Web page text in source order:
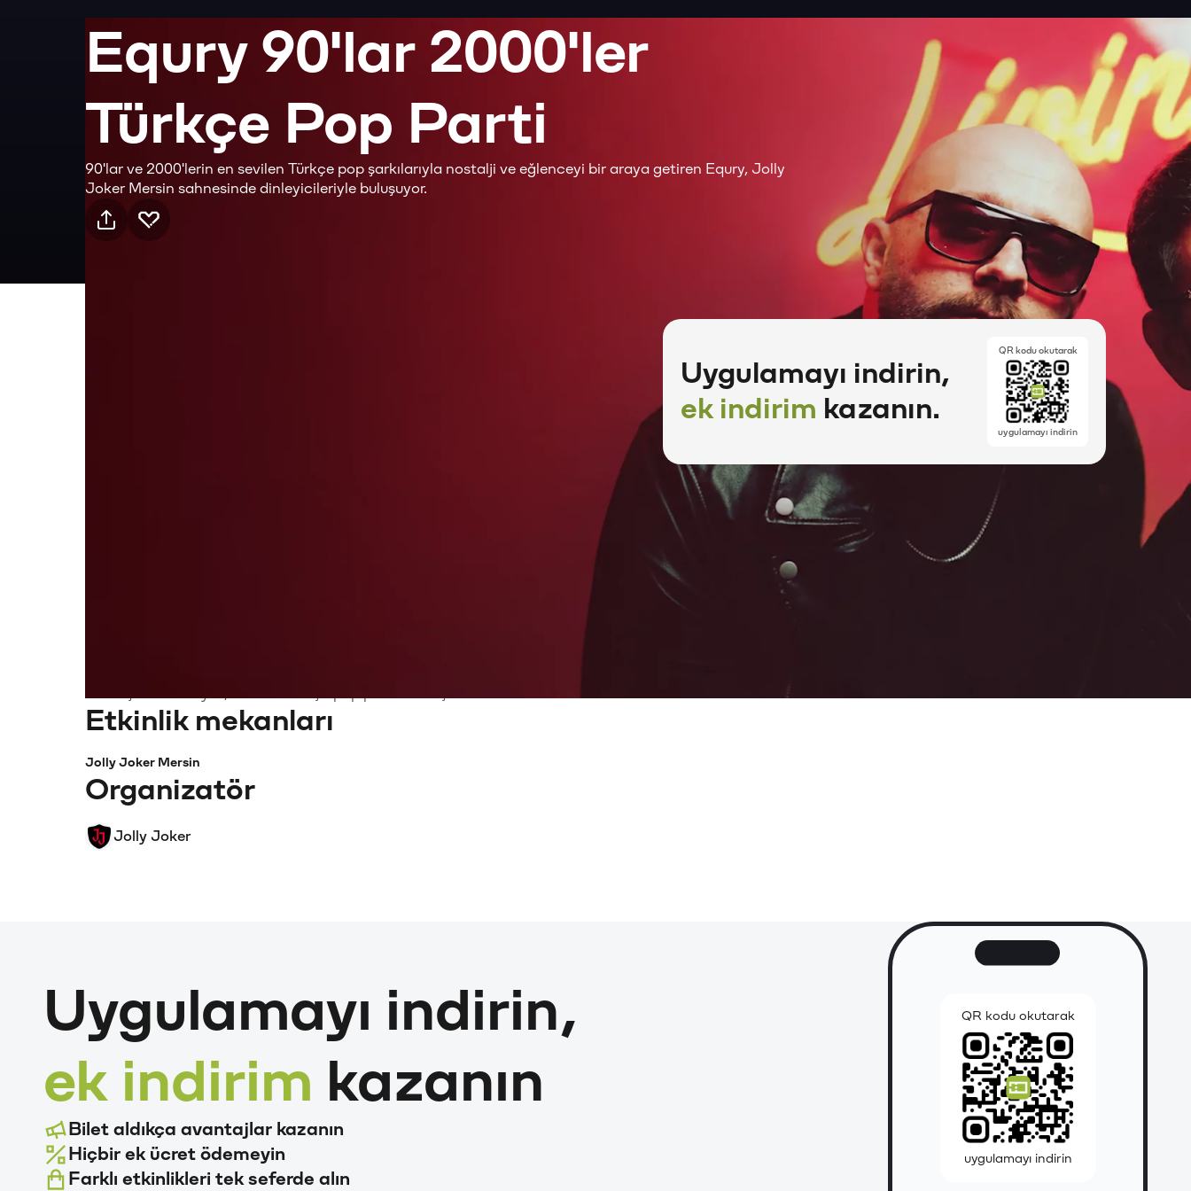
Equry 90'lar 2000'ler
Türkçe Pop Parti
90'lar ve 2000'lerin en sevilen Türkçe pop şarkılarıyla nostalji ve eğlenceyi bir araya getiren Equry, Jolly
Joker Mersin sahnesinde dinleyicileriyle buluşuyor.
90’ların ve 2000’lerin en sevilen Türkçe pop şarkılarıyla dolu, eğlencenin bir an bile
durmadığı bir akşama hazır ol! Equry 90’lar 2000’ler Türkçe Pop Parti’de, hep birlikte
eşlik edilen hit’ler, dansın hiç bitmediği anlar ve unutulmaz bir konser atmosferi seni
Etkinlik mekanları
Jolly Joker Mersin
Organizatör
Jolly Joker
Uygulamayı indirin,
ek indirim kazanın.
QR kodu okutarak
uygulamayı indirin
Uygulamayı indirin,
ek indirim kazanın
Bilet aldıkça avantajlar kazanın
Hiçbir ek ücret ödemeyin
Farklı etkinlikleri tek seferde alın
QR kodu okutarak
uygulamayı indirin